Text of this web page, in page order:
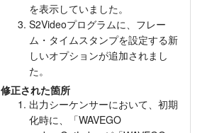
を表示していました。
S2Videoプログラムに、フレー
ム・タイムスタンプを設定する新
しいオプションが追加されまし
た。
修正された箇所
出力シーケンサーにおいて、初期
化時に、「WAVEGO